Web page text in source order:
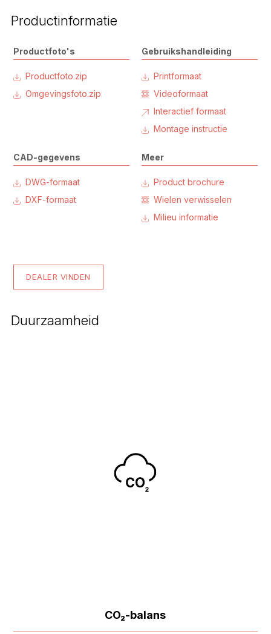
Productinformatie
Productfoto's
Productfoto.zip
Omgevingsfoto.zip
Gebruikshandleiding
Printformaat
Videoformaat
Interactief formaat
Montage instructie
CAD-gegevens
DWG-formaat
DXF-formaat
Meer
Product brochure
Wielen verwisselen
Milieu informatie
DEALER VINDEN
Duurzaamheid
CO₂-balans